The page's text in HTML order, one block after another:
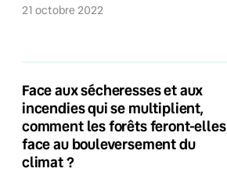
21 octobre 2022
Face aux sécheresses et aux
incendies qui se multiplient,
comment les forêts feront-elles
face au bouleversement du
climat ?